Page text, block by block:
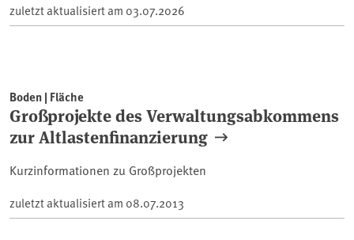
zuletzt aktualisiert am 03.07.2026
Boden | Fläche
Großprojekte des Verwaltungsabkommens
zur Altlastenfinanzierung
Kurzinformationen zu Großprojekten
zuletzt aktualisiert am 08.07.2013